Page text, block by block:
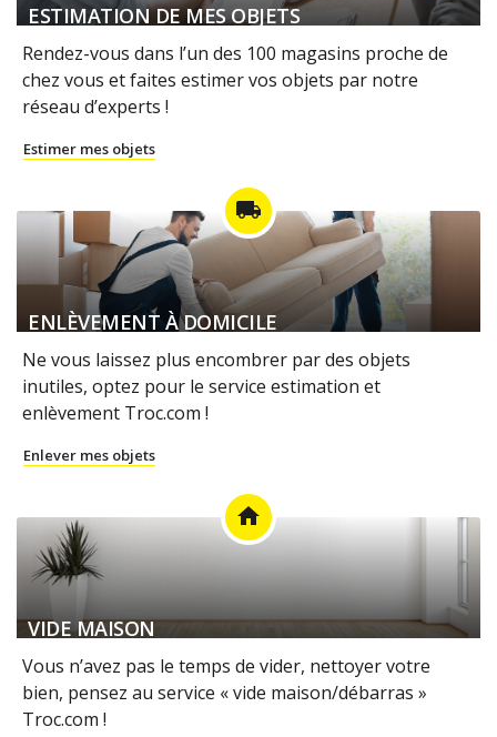
ESTIMATION DE MES OBJETS
Rendez-vous dans l’un des 100 magasins proche de
chez vous et faites estimer vos objets par notre
réseau d’experts !
Estimer mes objets
local_shipping
ENLÈVEMENT À DOMICILE
Ne vous laissez plus encombrer par des objets
inutiles, optez pour le service estimation et
enlèvement Troc.com !
Enlever mes objets
home
VIDE MAISON
Vous n’avez pas le temps de vider, nettoyer votre
bien, pensez au service « vide maison/débarras »
Troc.com !